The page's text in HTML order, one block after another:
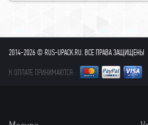
2014-2026 © RUS-UPACK.RU. ВСЕ ПРАВА ЗАЩИЩЕНЫ
К ОПЛАТЕ ПРИНИМАЮТСЯ: